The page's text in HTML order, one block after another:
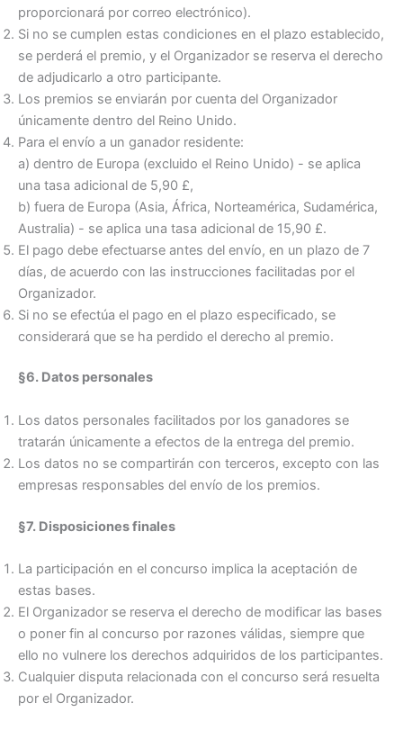
proporcionará por correo electrónico).
Si no se cumplen estas condiciones en el plazo establecido,
se perderá el premio, y el Organizador se reserva el derecho
de adjudicarlo a otro participante.
Los premios se enviarán por cuenta del Organizador
únicamente dentro del Reino Unido.
Para el envío a un ganador residente:
a) dentro de Europa (excluido el Reino Unido) - se aplica
una tasa adicional de 5,90 £,
b) fuera de Europa (Asia, África, Norteamérica, Sudamérica,
Australia) - se aplica una tasa adicional de 15,90 £.
El pago debe efectuarse antes del envío, en un plazo de 7
días, de acuerdo con las instrucciones facilitadas por el
Organizador.
Si no se efectúa el pago en el plazo especificado, se
considerará que se ha perdido el derecho al premio.
§6. Datos personales
Los datos personales facilitados por los ganadores se
tratarán únicamente a efectos de la entrega del premio.
Los datos no se compartirán con terceros, excepto con las
empresas responsables del envío de los premios.
§7. Disposiciones finales
La participación en el concurso implica la aceptación de
estas bases.
El Organizador se reserva el derecho de modificar las bases
o poner fin al concurso por razones válidas, siempre que
ello no vulnere los derechos adquiridos de los participantes.
Cualquier disputa relacionada con el concurso será resuelta
por el Organizador.